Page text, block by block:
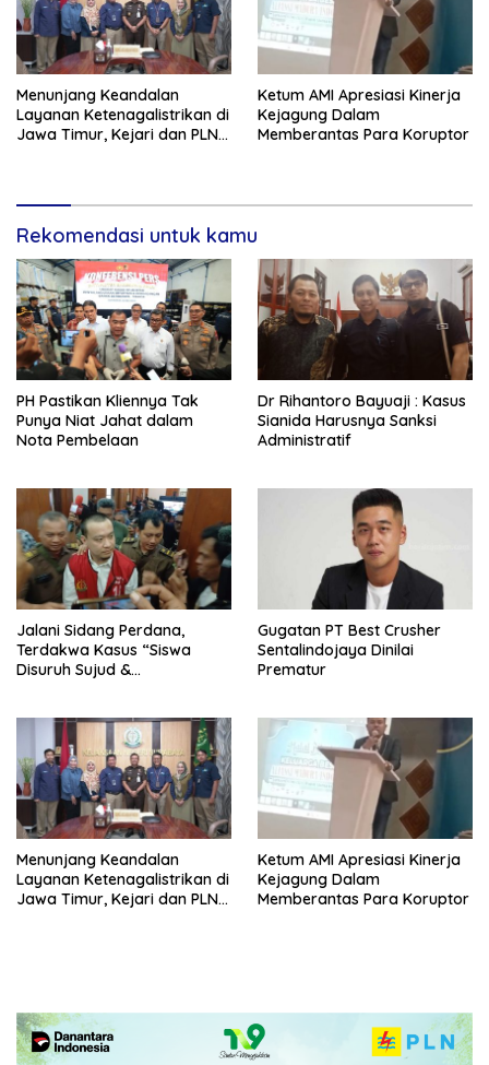
Menunjang Keandalan
Layanan Ketenagalistrikan di
Jawa Timur, Kejari dan PLN
Ketum AMI Apresiasi Kinerja
Kejagung Dalam
Memberantas Para Koruptor
Rekomendasi untuk kamu
PH Pastikan Kliennya Tak
Punya Niat Jahat dalam
Nota Pembelaan
Dr Rihantoro Bayuaji : Kasus
Sianida Harusnya Sanksi
Administratif
Jalani Sidang Perdana,
Terdakwa Kasus “Siswa
Disuruh Sujud &
Gugatan PT Best Crusher
Sentalindojaya Dinilai
Prematur
Menunjang Keandalan
Layanan Ketenagalistrikan di
Jawa Timur, Kejari dan PLN
Ketum AMI Apresiasi Kinerja
Kejagung Dalam
Memberantas Para Koruptor